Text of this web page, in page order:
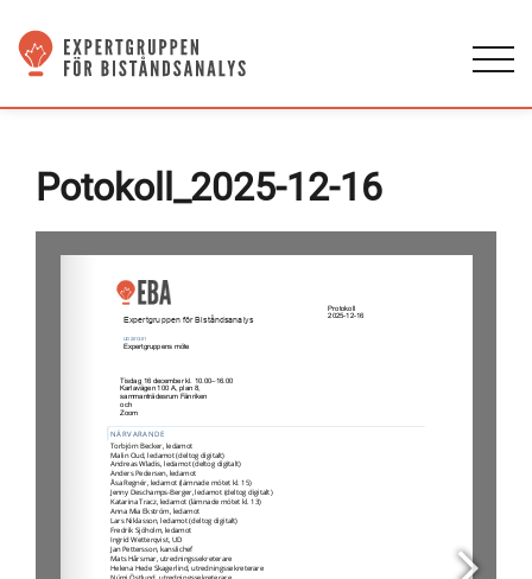
Potokoll_2025-12-16